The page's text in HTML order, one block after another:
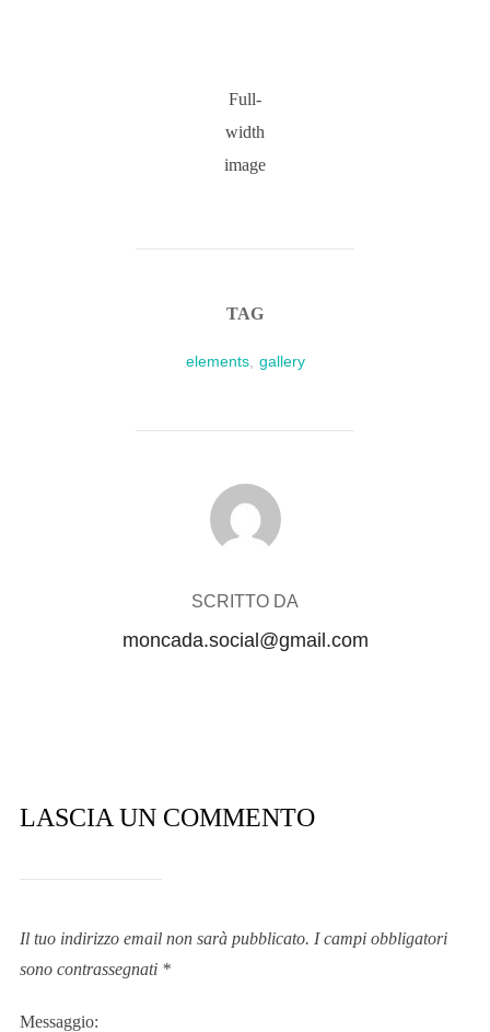
Full-
width
image
TAG
elements, gallery
AUTORE DELL'ARTICOLO
SCRITTO DA
moncada.social@gmail.com
LASCIA UN COMMENTO
Il tuo indirizzo email non sarà pubblicato. I campi obbligatori
sono contrassegnati *
Messaggio: